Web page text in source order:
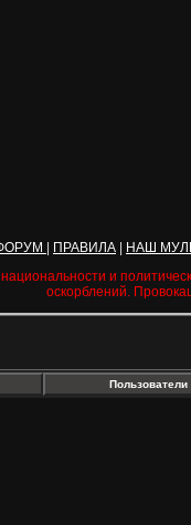
ПРАВИЛА
НАШ
и
оскорблений.
Пользователи